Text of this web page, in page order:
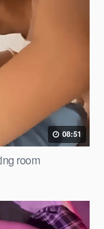
08:51
room